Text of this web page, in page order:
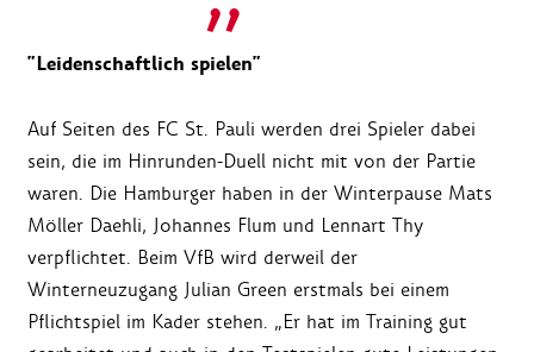
"Leidenschaftlich spielen"
Auf Seiten des FC St. Pauli werden drei Spieler dabei
sein, die im Hinrunden-Duell nicht mit von der Partie
waren. Die Hamburger haben in der Winterpause Mats
Möller Daehli, Johannes Flum und Lennart Thy
verpflichtet. Beim VfB wird derweil der
Winterneuzugang Julian Green erstmals bei einem
Pflichtspiel im Kader stehen. „Er hat im Training gut